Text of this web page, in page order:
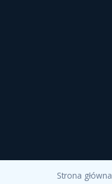
Strona główna